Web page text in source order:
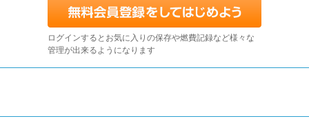
ログインするとお気に入りの保存や燃費記録など様々な
管理が出来るようになります